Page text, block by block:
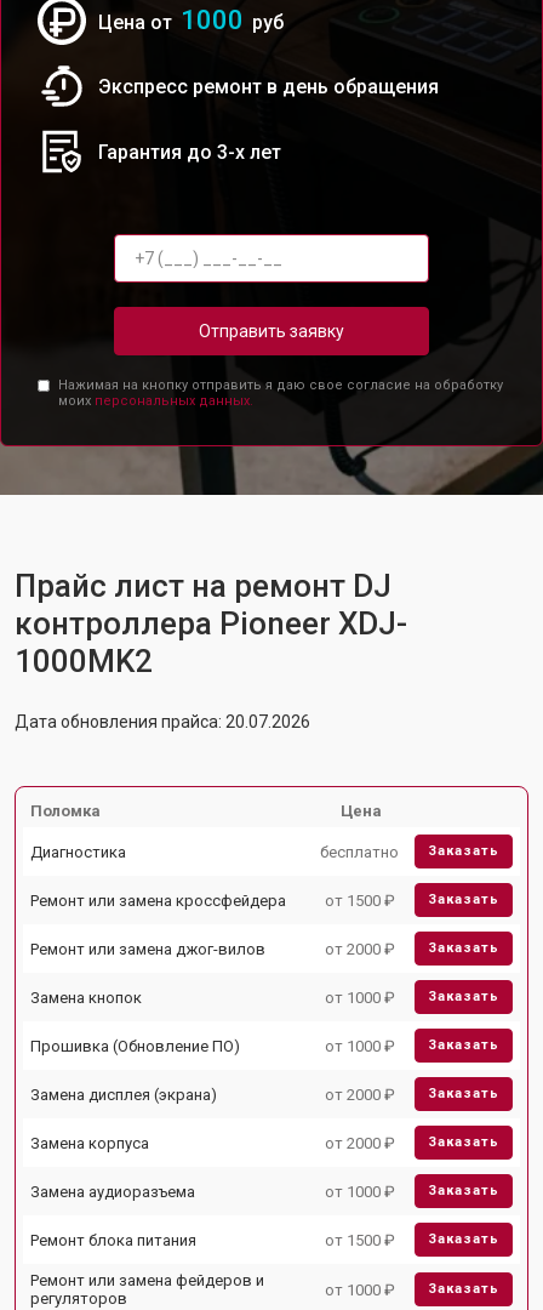
Цена от 1000 руб
Экспресс ремонт в день обращения
Гарантия до 3-х лет
Отправить заявку
Нажимая на кнопку отправить я даю свое согласие на обработку
моих персональных данных.
Прайс лист на ремонт DJ
контроллера Pioneer XDJ-
1000MK2
Дата обновления прайса: 20.07.2026
Поломка Цена
Диагностика бесплатно Заказать
Ремонт или замена кроссфейдера от 1500 ₽ Заказать
Ремонт или замена джог-вилов от 2000 ₽ Заказать
Замена кнопок от 1000 ₽ Заказать
Прошивка (Обновление ПО) от 1000 ₽ Заказать
Замена дисплея (экрана) от 2000 ₽ Заказать
Замена корпуса от 2000 ₽ Заказать
Замена аудиоразъема от 1000 ₽ Заказать
Ремонт блока питания от 1500 ₽ Заказать
Ремонт или замена фейдеров и
регуляторов
от 1000 ₽ Заказать